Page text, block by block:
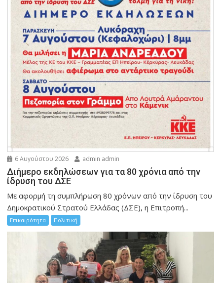
6 Αυγούστου 2026 admin admin
Διήμερο εκδηλώσεων για τα 80 χρόνια από την
ίδρυση του ΔΣΕ
Με αφορμή τη συμπλήρωση 80 χρόνων από την ίδρυση του
Δημοκρατικού Στρατού Ελλάδας (ΔΣΕ), η Επιτροπή...
Επικαιρότητα Πολιτική